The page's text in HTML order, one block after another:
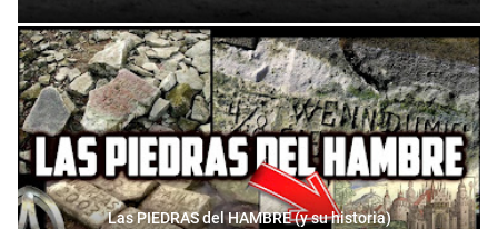
Las PIEDRAS del HAMBRE (y su historia)